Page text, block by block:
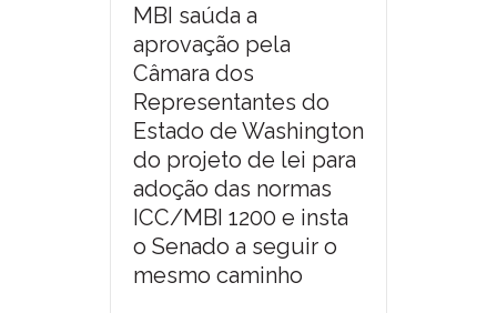
MBI saúda a
aprovação pela
Câmara dos
Representantes do
Estado de Washington
do projeto de lei para
adoção das normas
ICC/MBI 1200 e insta
o Senado a seguir o
mesmo caminho